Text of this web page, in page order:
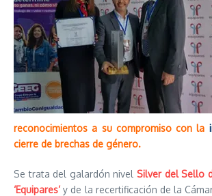
reconocimientos a su compromiso con la
cierre de brechas de género.
Se trata del galardón nivel Silver del Sello
‘Equipares’ y de la recertificación de la